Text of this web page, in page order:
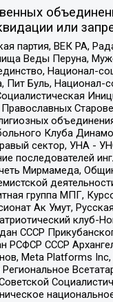
или
партия, ВЕК РА,
Веды Перуна,
Национал-
Буль, Национал-
Клуба
сектор, УНА -
последователей
Мирмамеда,
группа МПГ,
Ак Умут,
СССР
РСФСР СССР
Meta Platforms
Региональное